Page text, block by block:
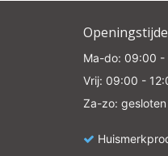
Ma-do: 09:00 -
Vrij: 09:00 -
Za-zo: gesloten